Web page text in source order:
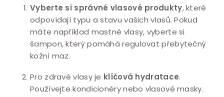
Vyberte si správné vlasové produkty, které
odpovídají typu a stavu vašich vlasů. Pokud
máte například mastné vlasy, vyberte si
šampon, který pomáhá regulovat přebytečný
kožní maz.
Pro zdravé vlasy je klíčová hydratace.
Používejte kondicionéry nebo vlasové masky.